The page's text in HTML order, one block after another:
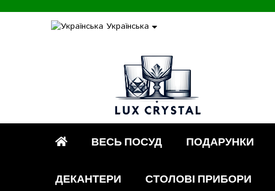
Українська
ВЕСЬ ПОСУД ПОДАРУНКИ
ДЕКАНТЕРИ СТОЛОВІ ПРИБОРИ